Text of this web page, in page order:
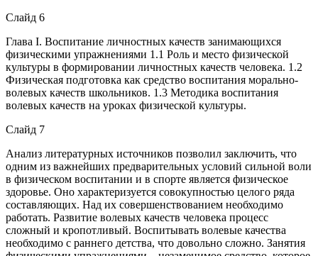
Слайд 6
Глава I. Воспитание личностных качеств занимающихся
физическими упражнениями 1.1 Роль и место физической
культуры в формировании личностных качеств человека. 1.2
Физическая подготовка как средство воспитания морально-
волевых качеств школьников. 1.3 Методика воспитания
волевых качеств на уроках физической культуры.
Слайд 7
Анализ литературных источников позволил заключить, что
одним из важнейших предварительных условий сильной воли
в физическом воспитании и в спорте является физическое
здоровье. Оно характеризуется совокупностью целого ряда
составляющих. Над их совершенствованием необходимо
работать. Развитие волевых качеств человека процесс
сложный и кропотливый. Воспитывать волевые качества
необходимо с раннего детства, что довольно сложно. Занятия